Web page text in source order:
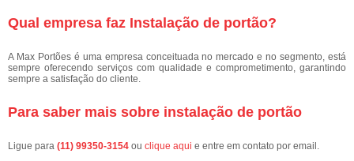
Qual empresa faz Instalação de portão?
A Max Portões é uma empresa conceituada no mercado e no segmento, está
sempre oferecendo serviços com qualidade e comprometimento, garantindo
sempre a satisfação do cliente.
Para saber mais sobre instalação de portão
Ligue para (11) 99350-3154 ou clique aqui e entre em contato por email.